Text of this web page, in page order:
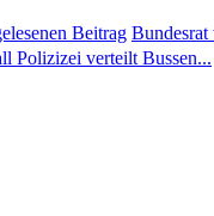
Polizizei verteilt Bussen...